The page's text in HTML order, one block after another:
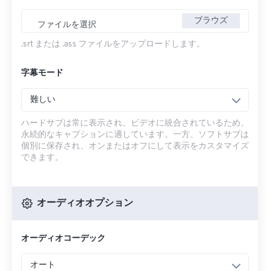
ファイルを選択 ブラウズ
.srt または .ass ファイルをアップロードします。
字幕モード
難しい
ハードサブは常に表示され、ビデオに統合されているため、
永続的なキャプションに適しています。一方、ソフトサブは
個別に保存され、オンまたはオフにして表示をカスタマイズ
できます。
オーディオオプション
オーディオコーデック
オート